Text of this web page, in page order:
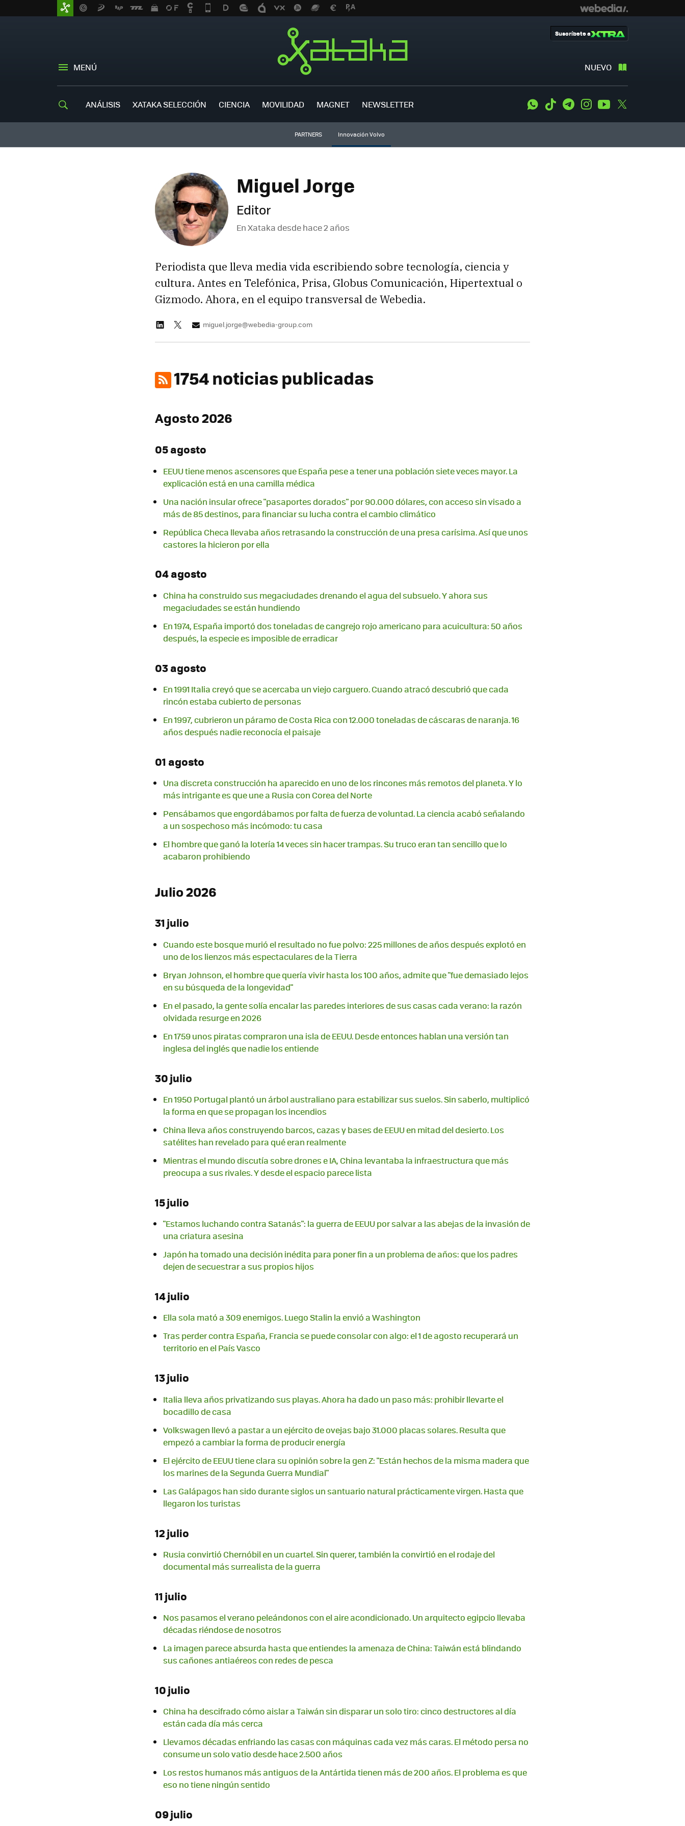
MENÚ NUEVO
Suscríbete a
ANÁLISIS XATAKA SELECCIÓN CIENCIA MOVILIDAD MAGNET NEWSLETTER WhatsApp
Tiktok TelegramInstagramYoutube
PARTNERS Innovación Volvo
Miguel Jorge
Editor
En Xataka desdehace 2 años
Periodista que lleva media vida escribiendo sobre tecnología, ciencia y
cultura. Antes en Telefónica, Prisa, Globus Comunicación, Hipertextual o
Gizmodo. Ahora, en el equipo transversal de Webedia.
miguel.jorge@webedia-group.com
1754 noticias publicadas
Agosto 2026
05 agosto
EEUU tiene menos ascensores que España pese a tener una población siete veces mayor. La
explicación está en una camilla médica
Una nación insular ofrece "pasaportes dorados" por 90.000 dólares, con acceso sin visado a
más de 85 destinos, para financiar su lucha contra el cambio climático
República Checa llevaba años retrasando la construcción de una presa carísima. Así que unos
castores la hicieron por ella
04 agosto
China ha construido sus megaciudades drenando el agua del subsuelo. Y ahora sus
megaciudades se están hundiendo
En 1974, España importó dos toneladas de cangrejo rojo americano para acuicultura: 50 años
después, la especie es imposible de erradicar
03 agosto
En 1991 Italia creyó que se acercaba un viejo carguero. Cuando atracó descubrió que cada
rincón estaba cubierto de personas
En 1997, cubrieron un páramo de Costa Rica con 12.000 toneladas de cáscaras de naranja. 16
años después nadie reconocía el paisaje
01 agosto
Una discreta construcción ha aparecido en uno de los rincones más remotos del planeta. Y lo
más intrigante es que une a Rusia con Corea del Norte
Pensábamos que engordábamos por falta de fuerza de voluntad. La ciencia acabó señalando
a un sospechoso más incómodo: tu casa
El hombre que ganó la lotería 14 veces sin hacer trampas. Su truco eran tan sencillo que lo
acabaron prohibiendo
Julio 2026
31 julio
Cuando este bosque murió el resultado no fue polvo: 225 millones de años después explotó en
uno de los lienzos más espectaculares de la Tierra
Bryan Johnson, el hombre que quería vivir hasta los 100 años, admite que "fue demasiado lejos
en su búsqueda de la longevidad"
En el pasado, la gente solía encalar las paredes interiores de sus casas cada verano: la razón
olvidada resurge en 2026
En 1759 unos piratas compraron una isla de EEUU. Desde entonces hablan una versión tan
inglesa del inglés que nadie los entiende
30 julio
En 1950 Portugal plantó un árbol australiano para estabilizar sus suelos. Sin saberlo, multiplicó
la forma en que se propagan los incendios
China lleva años construyendo barcos, cazas y bases de EEUU en mitad del desierto. Los
satélites han revelado para qué eran realmente
Mientras el mundo discutía sobre drones e IA, China levantaba la infraestructura que más
preocupa a sus rivales. Y desde el espacio parece lista
15 julio
"Estamos luchando contra Satanás": la guerra de EEUU por salvar a las abejas de la invasión de
una criatura asesina
Japón ha tomado una decisión inédita para poner fin a un problema de años: que los padres
dejen de secuestrar a sus propios hijos
14 julio
Ella sola mató a 309 enemigos. Luego Stalin la envió a Washington
Tras perder contra España, Francia se puede consolar con algo: el 1 de agosto recuperará un
territorio en el País Vasco
13 julio
Italia lleva años privatizando sus playas. Ahora ha dado un paso más: prohibir llevarte el
bocadillo de casa
Volkswagen llevó a pastar a un ejército de ovejas bajo 31.000 placas solares. Resulta que
empezó a cambiar la forma de producir energía
El ejército de EEUU tiene clara su opinión sobre la gen Z: "Están hechos de la misma madera que
los marines de la Segunda Guerra Mundial"
Las Galápagos han sido durante siglos un santuario natural prácticamente virgen. Hasta que
llegaron los turistas
12 julio
Rusia convirtió Chernóbil en un cuartel. Sin querer, también la convirtió en el rodaje del
documental más surrealista de la guerra
11 julio
Nos pasamos el verano peleándonos con el aire acondicionado. Un arquitecto egipcio llevaba
décadas riéndose de nosotros
La imagen parece absurda hasta que entiendes la amenaza de China: Taiwán está blindando
sus cañones antiaéreos con redes de pesca
10 julio
China ha descifrado cómo aislar a Taiwán sin disparar un solo tiro: cinco destructores al día
están cada día más cerca
Llevamos décadas enfriando las casas con máquinas cada vez más caras. El método persa no
consume un solo vatio desde hace 2.500 años
Los restos humanos más antiguos de la Antártida tienen más de 200 años. El problema es que
eso no tiene ningún sentido
09 julio